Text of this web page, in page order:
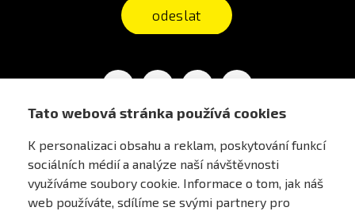
Tato webová stránka používá cookies
K personalizaci obsahu a reklam, poskytování funkcí
sociálních médií a analýze naší návštěvnosti
využíváme soubory cookie. Informace o tom, jak náš
web používáte, sdílíme se svými partnery pro
odeslat
FacebookYouTubeVimeo Instagram
AIRSOFT OBCHOD PRAHA